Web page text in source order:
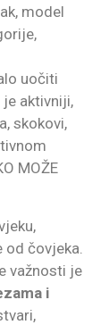
model
uočiti
je aktivniji,
skokovi,
MOŽE
čovjeka.
važnosti je
i